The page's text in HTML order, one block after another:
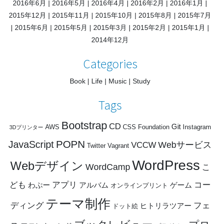
2016年6月
2016年5月 2016年4月 2016年2月
2016年1月
2015年12月
2015年11月 2015年10月 2015年8月
2015年7月
2015年6月
2015年5月 2015年3月 2015年2月
2015年1月
2014年12月
Categories
Book Life Music Study
Tags
3Dプリンター AWS Bootstrap CD CSS Foundation Git Instagram
JavaScript POPN Twitter Vagrant VCCW Webサービス
Webデザイン WordCamp WordPress こ
ども わぷー アプリ アルバム オンラインプリント ゲーム コー
ディング テーマ制作 ドット絵 ヒトリラツアー フェ